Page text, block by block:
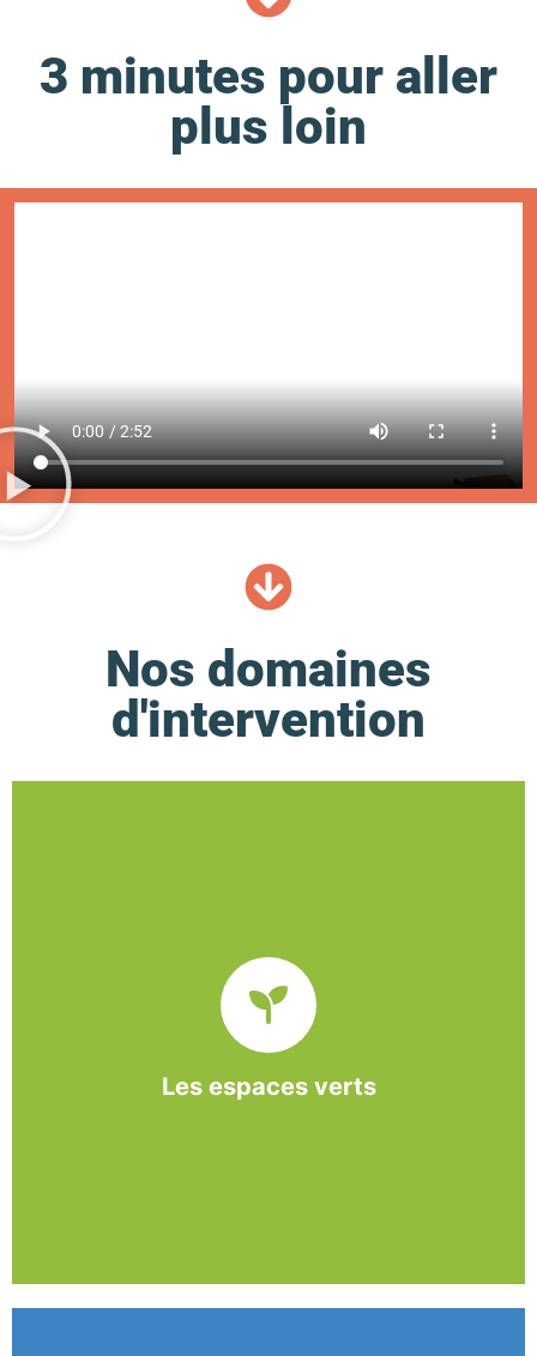
3 minutes pour aller
plus loin
Nos domaines
d'intervention
Les espaces verts
paysager, l’association BASE propose et réalise
des interventions à la demande des entreprises et
collectivités locales.